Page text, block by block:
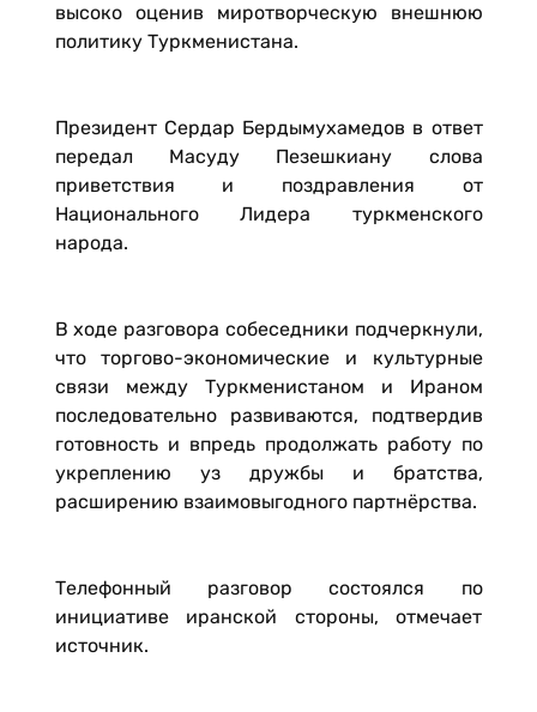
высоко оценив миротворческую внешнюю
политику Туркменистана.
Президент Сердар Бердымухамедов в ответ
передал Масуду Пезешкиану слова
приветствия и поздравления от
Национального Лидера туркменского
народа.
В ходе разговора собеседники подчеркнули,
что торгово-экономические и культурные
связи между Туркменистаном и Ираном
последовательно развиваются, подтвердив
готовность и впредь продолжать работу по
укреплению уз дружбы и братства,
расширению взаимовыгодного партнёрства.
Телефонный разговор состоялся по
инициативе иранской стороны, отмечает
источник.